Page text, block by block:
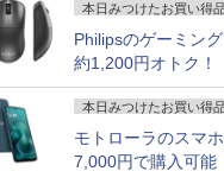
本日みつけたお買い得
Philipsのゲーミン
約1,200円オトク！
本日みつけたお買い得
モトローラのスマ
7,000円で購入可能